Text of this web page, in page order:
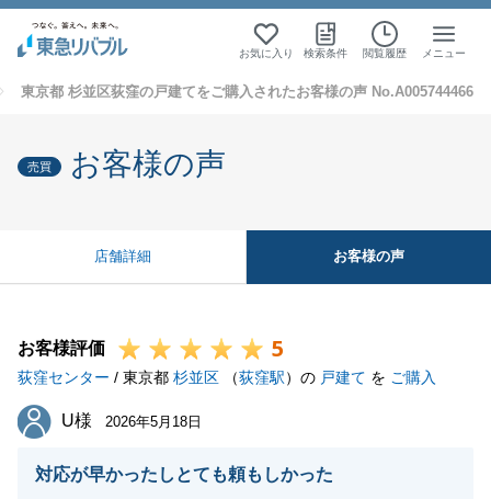
お気に入り 検索条件 閲覧履歴 メニュー
東京都 杉並区荻窪の戸建てをご購入されたお客様の声 No.A005744466
売買 お客様の声
店舗詳細 お客様の声
お客様評価 5
荻窪センター / 東京都 杉並区 （荻窪駅）の 戸建て を ご購入
U様
U様 2026年5月18日
対応が早かったしとても頼もしかった